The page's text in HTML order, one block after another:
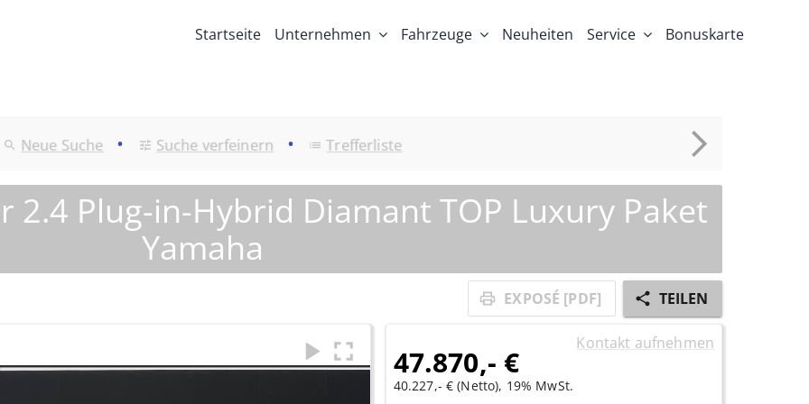
Startseite Unternehmen Fahrzeuge Neuheiten Service Bonuskarte
Neue Suche • Suche verfeinern • Trefferliste
2.4 Plug-in-Hybrid Diamant TOP Luxury Paket
Yamaha
EXPOSÉ [PDF] TEILEN
47.870,- €
40.227,- € (Netto), 19% MwSt.
Kontakt aufnehmen